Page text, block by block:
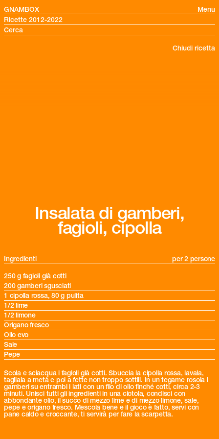
GNAMBOX
Menu
Ricette 2012-2022
Chiudi ricetta
Insalata di gamberi,
fagioli, cipolla
Ingredienti
per 2 persone
250 g fagioli già cotti
200 gamberi sgusciati
1 cipolla rossa, 80 g pulita
1/2 lime
1/2 limone
Origano fresco
Olio evo
Sale
Pepe
Scola e sciacqua i fagioli già cotti. Sbuccia la cipolla rossa, lavala,
tagliala a metà e poi a fette non troppo sottili. In un tegame rosola i
gamberi su entrambi i lati con un filo di olio finché cotti, circa 2-3
minuti. Unisci tutti gli ingredienti in una ciotola, condisci con
abbondante olio, il succo di mezzo lime e di mezzo limone, sale,
pepe e origano fresco. Mescola bene e il gioco è fatto, servi con
pane caldo e croccante, ti servirà per fare la scarpetta.